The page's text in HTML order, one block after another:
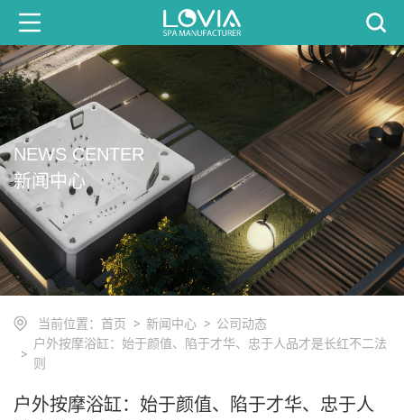
NEWS CENTER
新闻中心
当前位置： 首页 新闻中心
公司动态
户外按摩浴缸：始于颜值、陷于才华、忠于人品才是长红不二法
则
户外按摩浴缸：始于颜值、陷于才华、忠于人